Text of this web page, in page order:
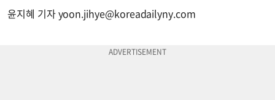
윤지혜 기자yoon.jihye@koreadailyny.com